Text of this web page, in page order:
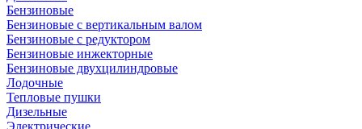
Бензиновые
Бензиновые с вертикальным валом
Бензиновые с редуктором
Бензиновые инжекторные
Бензиновые двухцилиндровые
Лодочные
Тепловые пушки
Дизельные
Электрические